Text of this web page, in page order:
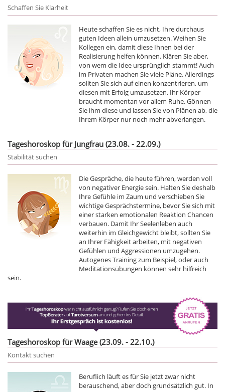
Schaffen Sie Klarheit
Heute schaffen Sie es nicht, Ihre durchaus
guten Ideen allein umzusetzen. Weihen Sie
Kollegen ein, damit diese Ihnen bei der
Realisierung helfen können. Klären Sie aber,
von wem die Idee ursprünglich stammt! Auch
im Privaten machen Sie viele Pläne. Allerdings
sollten Sie sich auf einen konzentrieren, um
diesen mit Erfolg umzusetzen. Ihr Körper
braucht momentan vor allem Ruhe. Gönnen
Sie ihm diese und lassen Sie von Plänen ab, die
Ihrem Körper nur noch mehr abverlangen.
Tageshoroskop für Jungfrau (23.08. - 22.09.)
Stabilität suchen
Die Gespräche, die heute führen, werden voll
von negativer Energie sein. Halten Sie deshalb
Ihre Gefühle im Zaum und verschieben Sie
wichtige Gesprächstermine, bevor Sie sich mit
einer starken emotionalen Reaktion Chancen
verbauen. Damit Ihr Seelenleben auch
weiterhin im Gleichgewicht bleibt, sollten Sie
an Ihrer Fähigkeit arbeiten, mit negativen
Gefühlen und Aggressionen umzugehen.
Autogenes Training zum Beispiel, oder auch
Meditationsübungen können sehr hilfreich
sein.
Tageshoroskop für Waage (23.09. - 22.10.)
Kontakt suchen
Beruflich läuft es für Sie jetzt zwar nicht
berauschend, aber doch grundsätzlich gut. In